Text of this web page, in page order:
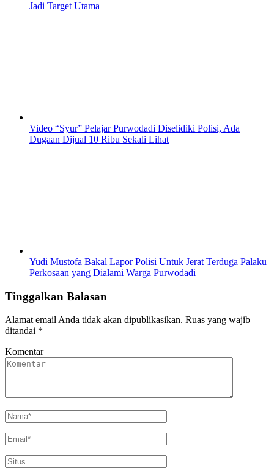
Jadi Target Utama
Video “Syur” Pelajar Purwodadi Diselidiki Polisi, Ada
Dugaan Dijual 10 Ribu Sekali Lihat
Yudi Mustofa Bakal Lapor Polisi Untuk Jerat Terduga Palaku
Perkosaan yang Dialami Warga Purwodadi
Tinggalkan Balasan
Alamat email Anda tidak akan dipublikasikan. Ruas yang wajib
ditandai *
Komentar